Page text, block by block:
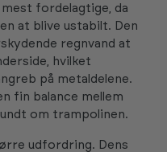
fordelagtige, da
at blive ustabilt. Den
regnvand at
hvilket
på metaldelene.
fin balance mellem
om trampolinen.
udfordring. Dens